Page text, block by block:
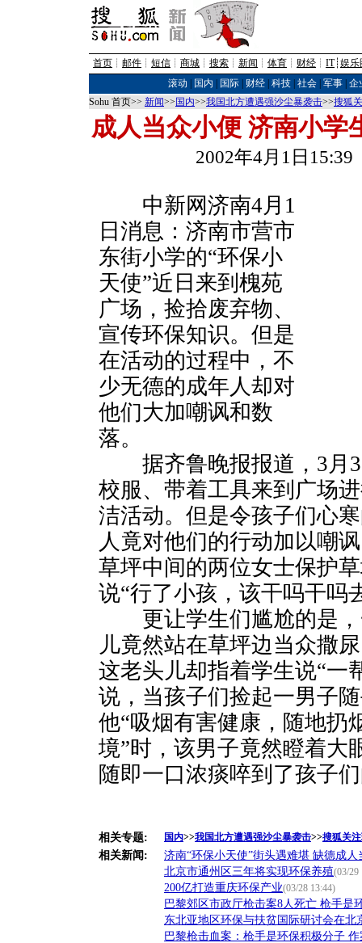
首页 ┊ 邮件 ┊ 短信 ┊ 商城 ┊ 搜索 ┊ 新闻 ┊ 体育 ┊ 财经 ┊ IT┊ 娱乐
滚动
国内 国际| 财经| 科技| 社会| 军事| 企
Sohu 首页>> 新闻>> 国内>>我国北方遭遇强沙尘暴袭击>>搜狐
成人当众小便 济南小学
2002年4月1日
中新网济南4月1
日消息：济南市营市
东街小学的“环保小
天使”近日来到槐苑
广场，捡拾废弃物、
宣传环保知识。但是
在活动的过程中，不
少无德的成年人却对
他们大加嘲讽和数
落。
据齐鲁晚报报道，3月
校服、带着工具来到广场
洁活动。但是令孩子们心
人竟对他们的行动加以嘲
草坪中间的两位女士保护
说“行了小孩，该干吗干吗
更让学生们尴尬的是，
儿竟然站在草坪边当众撒
这老头儿却指着学生说“一
说，当孩子们捡起一男子
他“吸烟有害健康，随地扔
境”时，该男子竟然瞪着大
随即一口浓痰啐到了孩子
相关专题: 国内>>我国北方遭遇强沙尘暴袭击>>搜狐关
相关新闻:
济南“环保小天使”街头遇难堪 缺德成人
北京市通州区三年将实现环保养殖(03/29
200亿打造重庆环保产业(03/28 13:44)
巴黎郊区市政厅枪击案8人死亡 枪手是
东北亚地区环保与扶贫国际研讨会在北
巴黎枪击血案：枪手是环保积极分子